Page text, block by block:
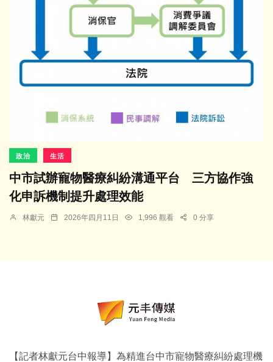
政治 生活
中市試辦寵物醫療糾紛溝通平台 三方協作強
化申訴機制提升處理效能
林獻元 2026年四月11日 1,996 觀看 0 分享
【記者林獻元台中報導】為精進台中市寵物醫療糾紛處理機